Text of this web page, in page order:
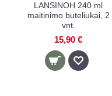
LANSINOH 240 ml
maitinimo buteliukai, 2
vnt.
15,90 €